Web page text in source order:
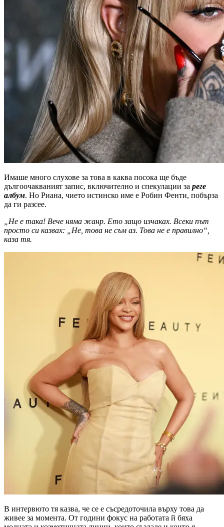
Имаше много слухове за това в каква посока ще бъде
дългоочакваният запис, включително и спекулации за реге
албум. Но Риана, чието истинско име е Робин Фенти, побърза
да ги разсее.
„Не е така! Вече няма жанр. Ето защо изчаках. Всеки път
просто си казвах: „Не, това не съм аз. Това не е правилно“,
каза тя.
В интервюто тя казва, че се е съсредоточила върху това да
живее за момента. От години фокус на работата й бяха